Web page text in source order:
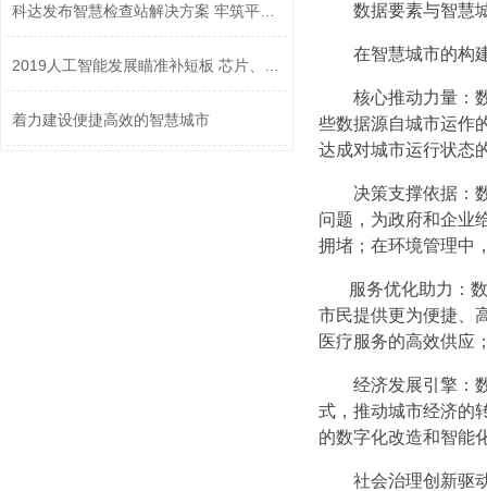
着力建设便捷高效的智慧城市
数据要素与智慧
在智慧城市的构
核心推动力量：
些数据源自城市运作
达成对城市运行状态
决策支撑依据：
问题，为政府和企业
拥堵；在环境管理中
服务优化助力：
市民提供更为便捷、
医疗服务的高效供应
经济发展引擎：
式，推动城市经济的
的数字化改造和智能
社会治理创新驱